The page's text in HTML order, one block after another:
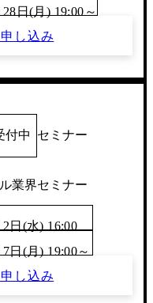
日(月) 19:00～
し込み
付中 セミナー
業界セミナー
2日(水) 16:00
日(月) 19:00～
し込み